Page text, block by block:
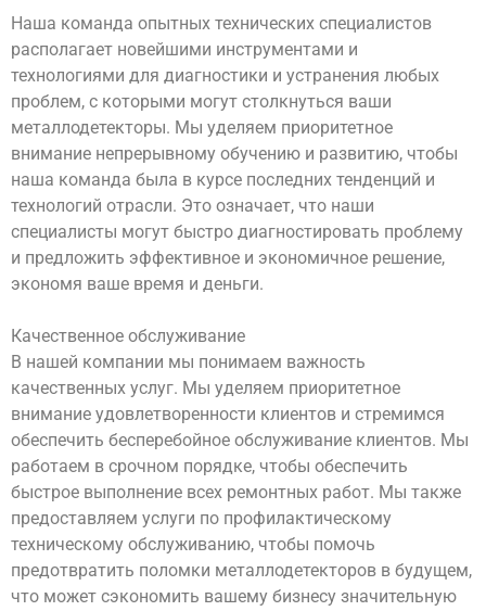
Наша команда опытных технических специалистов
располагает новейшими инструментами и
технологиями для диагностики и устранения любых
проблем, с которыми могут столкнуться ваши
металлодетекторы. Мы уделяем приоритетное
внимание непрерывному обучению и развитию, чтобы
наша команда была в курсе последних тенденций и
технологий отрасли. Это означает, что наши
специалисты могут быстро диагностировать проблему
и предложить эффективное и экономичное решение,
экономя ваше время и деньги.
Качественное обслуживание
В нашей компании мы понимаем важность
качественных услуг. Мы уделяем приоритетное
внимание удовлетворенности клиентов и стремимся
обеспечить бесперебойное обслуживание клиентов. Мы
работаем в срочном порядке, чтобы обеспечить
быстрое выполнение всех ремонтных работ. Мы также
предоставляем услуги по профилактическому
техническому обслуживанию, чтобы помочь
предотвратить поломки металлодетекторов в будущем,
что может сэкономить вашему бизнесу значительную